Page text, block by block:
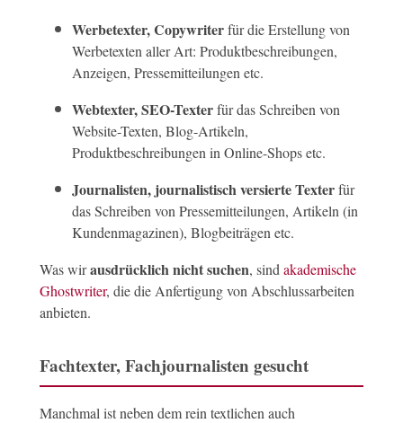
Werbetexter, Copywriterfür die Erstellung von
Werbetexten aller Art: Produktbeschreibungen,
Anzeigen, Pressemitteilungen etc.
Webtexter, SEO-Texterfür das Schreiben von
Website-Texten, Blog-Artikeln,
Produktbeschreibungen in Online-Shops etc.
Journalisten, journalistisch versierte Texterfür
das Schreiben von Pressemitteilungen, Artikeln (in
Kundenmagazinen), Blogbeiträgen etc.
Was wirausdrücklich nicht suchen, sind akademische
Ghostwriter, die die Anfertigung von Abschlussarbeiten
anbieten.
Fachtexter, Fachjournalisten gesucht
Manchmal ist neben dem rein textlichen auch